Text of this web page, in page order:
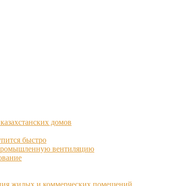
домов
быстро
промышленную вентиляцию
жилых и коммерческих помещений